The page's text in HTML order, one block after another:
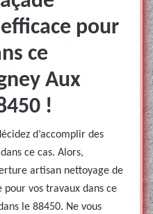
pour
ce
Aux
!
d’accomplir des
ce cas. Alors,
artisan nettoyage de
vos travaux dans ce
le 88450. Ne vous